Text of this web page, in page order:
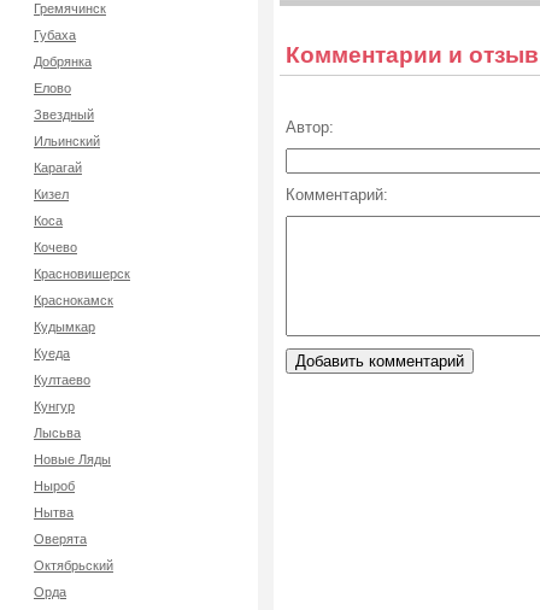
Гремячинск
Губаха
Добрянка
Елово
Звездный
Ильинский
Карагай
Кизел
Коса
Кочево
Красновишерск
Краснокамск
Кудымкар
Куеда
Култаево
Кунгур
Лысьва
Новые Ляды
Ныроб
Нытва
Оверята
Октябрьский
Орда
Комментарии и
Автор:
Комментарий: